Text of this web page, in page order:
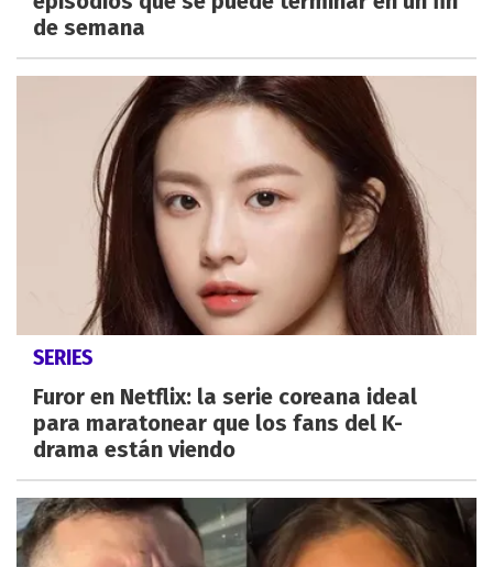
de semana
SERIES
Furor en Netflix: la serie coreana ideal
para maratonear que los fans del K-
drama están viendo